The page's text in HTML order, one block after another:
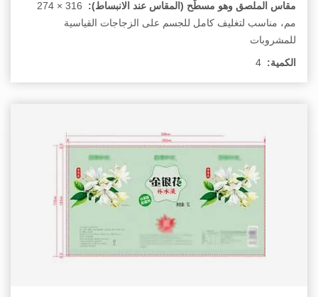
مقاس الملصق وهو مسطّح (المقاس عند الانبساط):
‏316 × 274
مم، مناسب لتغليف كامل للجسم على الزجاجات القياسية
للمشروبات
الكمية: 4